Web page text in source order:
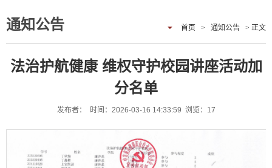
通知公告 首页 > 通知公告 > 正文
法治护航健康 维权守护校园讲座活动加
分名单
发布者： 时间：2026-03-16 14:33:59 浏览： 17